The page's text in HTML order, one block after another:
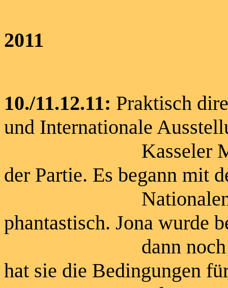
2011
10./11.12.11: Praktisch
und Internationale
Kasseler
der Partie. Es begann mit
Nationalen
phantastisch. Jona wurde
dann noch
hat sie die Bedingungen